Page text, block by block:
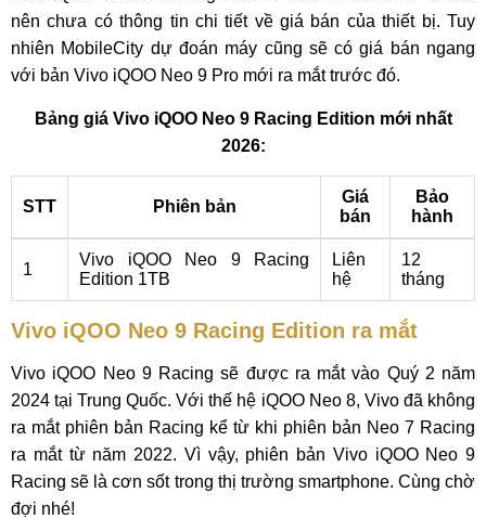
nên chưa có thông tin chi tiết về giá bán của thiết bị. Tuy
nhiên MobileCity dự đoán máy cũng sẽ có giá bán ngang
với bản Vivo iQOO Neo 9 Pro mới ra mắt trước đó.
Bảng giá Vivo iQOO Neo 9 Racing Edition mới nhất
2026:
STT Phiên bản
Giá
bán
Bảo
hành
1
Vivo iQOO Neo 9 Racing
Edition 1TB
Liên
hệ
12
tháng
Vivo iQOO Neo 9 Racing Edition ra mắt
Vivo iQOO Neo 9 Racing sẽ được ra mắt vào Quý 2 năm
2024 tại Trung Quốc. Với thế hệ iQOO Neo 8, Vivo đã không
ra mắt phiên bản Racing kể từ khi phiên bản Neo 7 Racing
ra mắt từ năm 2022. Vì vậy, phiên bản Vivo iQOO Neo 9
Racing sẽ là cơn sốt trong thị trường smartphone. Cùng chờ
đợi nhé!